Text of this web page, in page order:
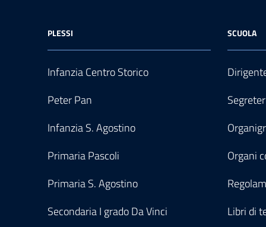
PLESSI
Infanzia Centro Storico
Peter Pan
Infanzia S. Agostino
Primaria Pascoli
Primaria S. Agostino
Secondaria I grado Da Vinci
SCUOLA
Organi
Libri di